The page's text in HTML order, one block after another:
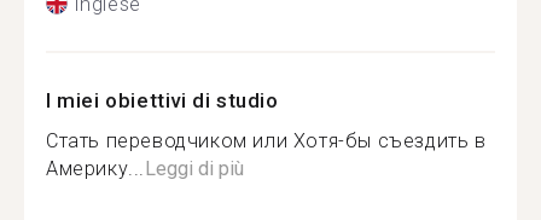
I miei obiettivi di studio
Стать переводчиком или Хотя-бы съездить в
Америку... Leggi di più